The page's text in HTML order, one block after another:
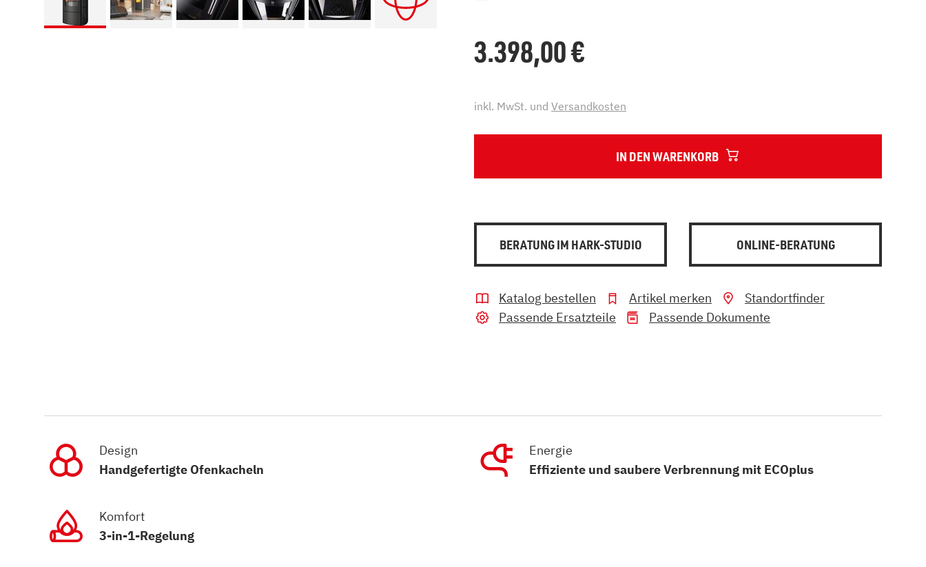
3.398,00€
inkl. MwSt. und Versandkosten
IN DEN WARENKORB
BERATUNG IM HARK-STUDIO ONLINE-BERATUNG
Katalog bestellen Artikel merken
Standortfinder
Passende Ersatzteile
Passende Dokumente
Design
Handgefertigte Ofenkacheln
Energie
Effiziente und saubere Verbrennung mit ECOplus
Komfort
3-in-1-Regelung